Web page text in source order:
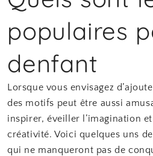
populaires
denfant
Lorsque vous envisagez
des motifs peut être aussi
inspirer, éveiller l’imagination
créativité. Voici quelques uns
qui ne manqueront pas de